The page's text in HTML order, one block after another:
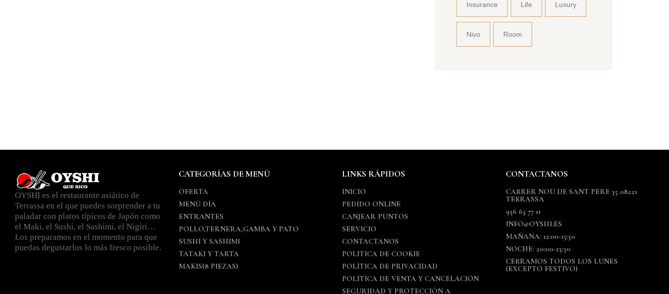
Insurance Life Luxury
Nivo Room
OYSHI es el restaurante asiático de
Terrassa en el que puedes sorprender a tu
paladar con platos típicos de Japón como
el Maki, el Sushi, el Sashimi, el Nigiri…
Los preparamos en el momento para que
puedas degustarlos lo más fresco posible.
CATEGORÍAS DE MENÚ
OFERTA
MENÚ DÍA
ENTRANTES
POLLO,TERNERA,GAMBA Y PATO
SUSHI Y SASHIMI
TATAKI Y TARTA
MAKIS(8 PIEZAS)
LINKS RÁPIDOS
INICIO
PEDIDO ONLINE
CANJEAR PUNTOS
SERVICIO
CONTACTANOS
POLITICA DE COOKIE
POLÍTICA DE PRIVACIDAD
POLÍTICA DE VENTA Y CANCELACIÓN
SEGURIDAD Y PROTECCIÓN A
CONTACTANOS
CARRER NOU DE SANT PERE 35 08221
TERRASSA
936 63 77 11
INFO@OYSHI.ES
MAÑANA: 12:00-15:30
NOCHE: 20:00-23:30
CERRAMOS TODOS LOS LUNES
(EXCEPTO FESTIVO)